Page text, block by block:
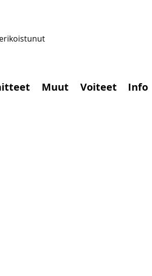
Muut Voiteet Info